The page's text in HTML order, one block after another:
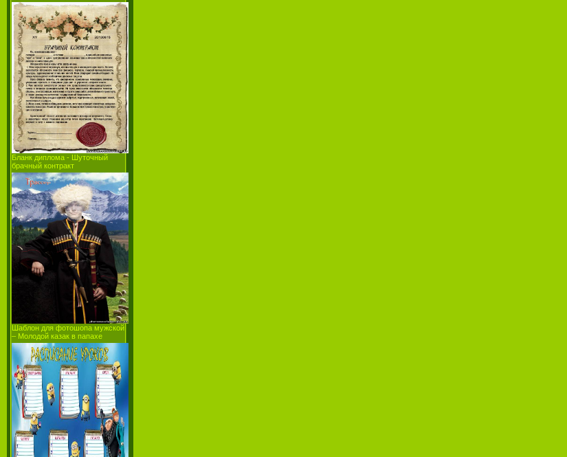
Бланк диплома - Шуточный
брачный контракт
Шаблон для фотошопа мужской
– Молодой казак в папахе